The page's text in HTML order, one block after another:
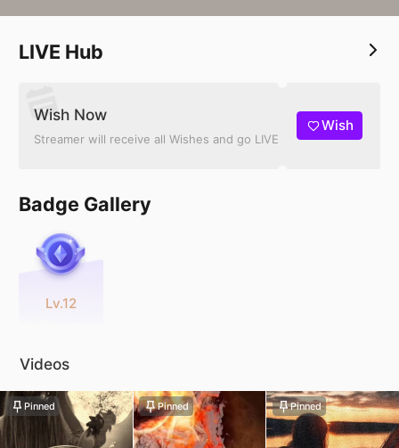
LIVE Hub
Wish Now
Streamer will receive all Wishes and go LIVE
Wish
Badge Gallery
Lv.12
Videos
Pinned Pinned Pinned